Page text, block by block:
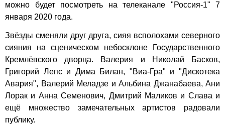
можно будет посмотреть на телеканале "Россия-1" 7
января 2020 года.
Звёзды сменяли друг друга, сияя всполохами северного
сияния на сценическом небосклоне Государственного
Кремлёвского дворца. Валерия и Николай Басков,
Григорий Лепс и Дима Билан, "Виа-Гра" и "Дискотека
Авария", Валерий Меладзе и Альбина Джанабаева, Ани
Лорак и Анна Семенович, Дмитрий Маликов и Слава и
ещё множество замечательных артистов радовали
публику.